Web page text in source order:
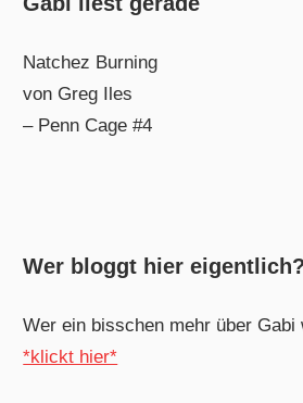
Natchez Burning
von Greg Iles
– Penn Cage #4
Wer bloggt hier eigentlich?
Wer ein bisschen mehr über Gabi
*klickt hier*